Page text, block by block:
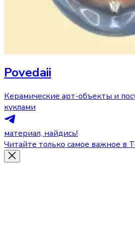
Povedaii
Керамические арт-объекты и
куклами
материал, найдись!
Читайте только самое важное в